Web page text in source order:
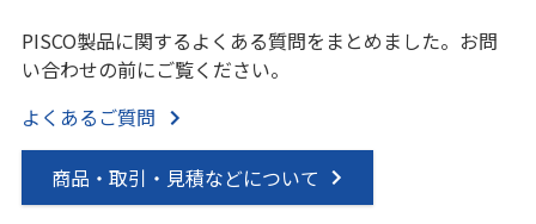
PISCO製品に関するよくある質問をまとめました。お問
い合わせの前にご覧ください。
よくあるご質問
商品・取引・見積などについて